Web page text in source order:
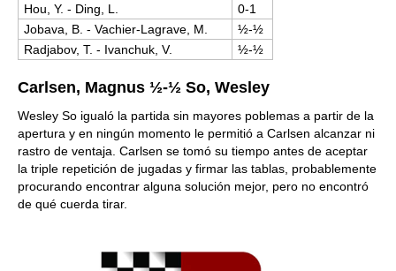
Hou, Y. - Ding, L.
0-1
Jobava, B. - Vachier-Lagrave, M.
½-½
Radjabov, T. - Ivanchuk, V.
½-½
Carlsen, Magnus ½-½ So, Wesley
Wesley So igualó la partida sin mayores poblemas a partir de la
apertura y en ningún momento le permitió a Carlsen alcanzar ni
rastro de ventaja. Carlsen se tomó su tiempo antes de aceptar
la triple repetición de jugadas y firmar las tablas, probablemente
procurando encontrar alguna solución mejor, pero no encontró
de qué cuerda tirar.